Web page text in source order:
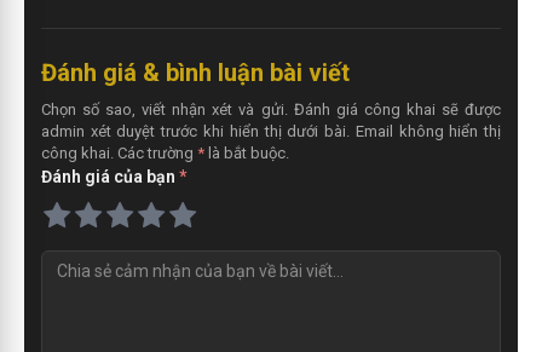
Đánh giá & bình luận bài viết
Chọn số sao, viết nhận xét và gửi. Đánh giá công khai sẽ được
admin xét duyệt trước khi hiển thị dưới bài. Email không hiển thị
công khai. Các trường *là bắt buộc.
Đánh giá của bạn *
N